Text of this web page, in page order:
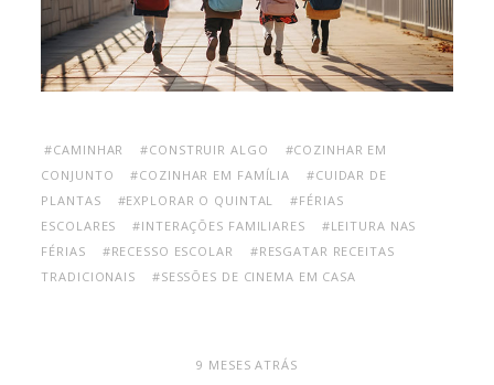
#CAMINHAR #CONSTRUIR ALGO
#COZINHAR EM
CONJUNTO
#COZINHAR EM FAMÍLIA
#CUIDAR DE
PLANTAS
#EXPLORAR O QUINTAL
#FÉRIAS
ESCOLARES
#INTERAÇÕES FAMILIARES
#LEITURA NAS
FÉRIAS
#RECESSO ESCOLAR
#RESGATAR RECEITAS
TRADICIONAIS
#SESSÕES DE CINEMA EM CASA
9 MESES ATRÁS